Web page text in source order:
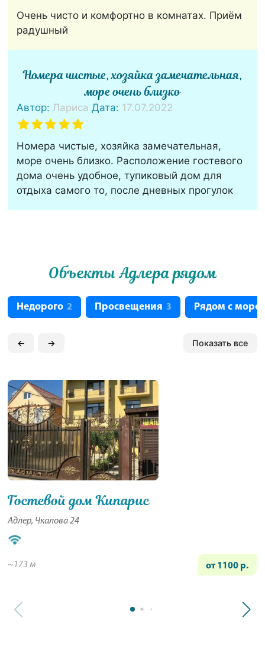
Очень чисто и комфортно в комнатах. Приём
радушный
Номера чистые, хозяйка замечательная,
море очень близко
Автор: Лариса Дата: 17.07.2022
Номера чистые, хозяйка замечательная,
море очень близко. Расположение гостевого
дома очень удобное, тупиковый дом для
отдыха самого то, после дневных прогулок
Объекты Адлера рядом
Недорого 2 Просвещения 3 Рядом с
← → Показать все
Гостевой дом Кипарис
Адлер, Чкалова 24
~173 м от 1100 р.